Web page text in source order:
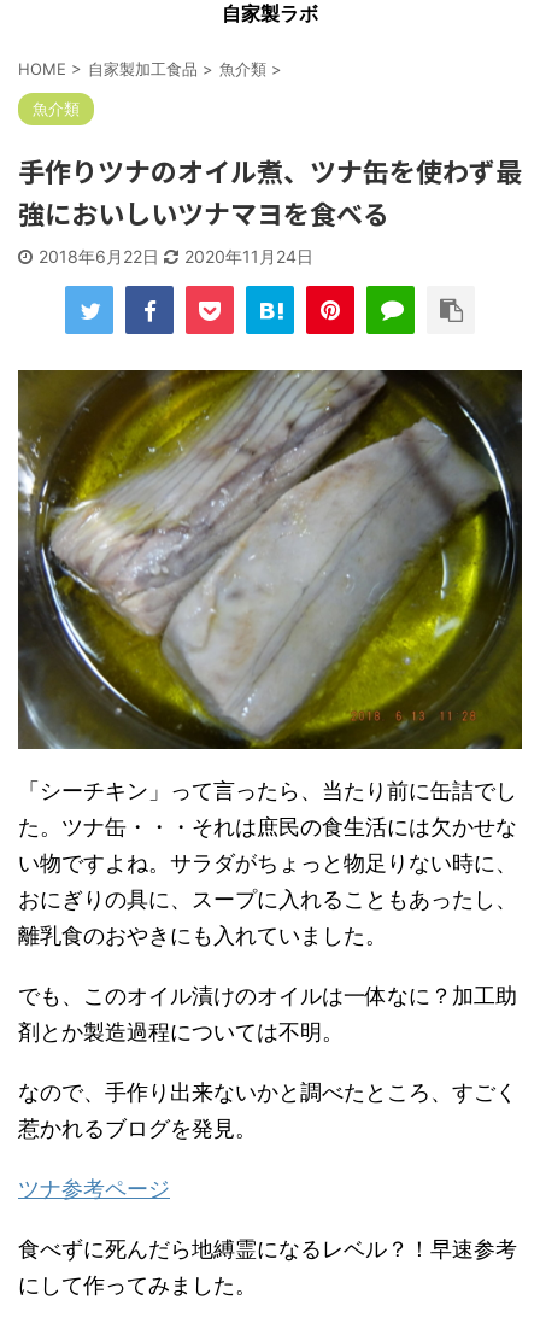
自家製ラボ
HOME > 自家製加工食品 > 魚介類 >
魚介類
手作りツナのオイル煮、ツナ缶を使わず最
強においしいツナマヨを食べる
2018年6月22日 2020年11月24日
「シーチキン」って言ったら、当たり前に缶詰でし
た。ツナ缶・・・それは庶民の食生活には欠かせな
い物ですよね。サラダがちょっと物足りない時に、
おにぎりの具に、スープに入れることもあったし、
離乳食のおやきにも入れていました。
でも、このオイル漬けのオイルは一体なに？加工助
剤とか製造過程については不明。
なので、手作り出来ないかと調べたところ、すごく
惹かれるブログを発見。
ツナ参考ページ
食べずに死んだら地縛霊になるレベル？！早速参考
にして作ってみました。